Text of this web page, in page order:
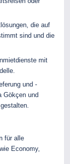
die auf
sind und die
mit
und -
Gökçen und
für alle
Economy,